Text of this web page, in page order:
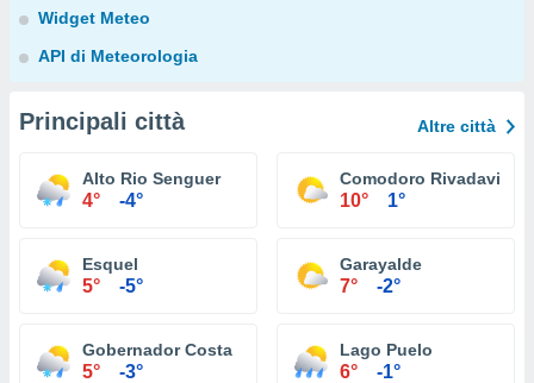
Widget Meteo
API di Meteorologia
Principali città Altre città
Alto Rio Senguer
4° -4°
Comodoro Rivadavia
10° 1°
Esquel
5° -5°
Garayalde
7° -2°
Gobernador Costa
5° -3°
Lago Puelo
6° -1°